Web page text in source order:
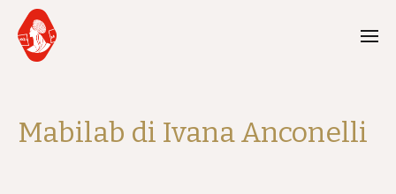
Mabilab di Ivana Anconelli